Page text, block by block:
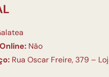
Não
Rua Oscar Freire, 379 –